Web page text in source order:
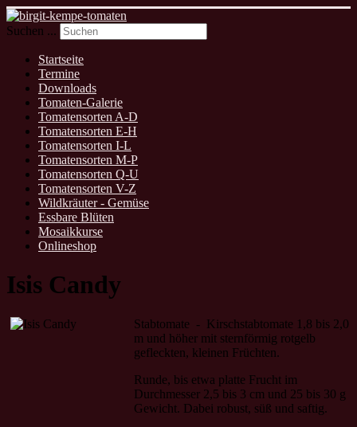
Suchen ...
Startseite
Termine
Downloads
Tomaten-Galerie
Tomatensorten A-D
Tomatensorten E-H
Tomatensorten I-L
Tomatensorten M-P
Tomatensorten Q-U
Tomatensorten V-Z
Wildkräuter - Gemüse
Essbare Blüten
Mosaikkurse
Onlineshop
Isis Candy
Stabtomate - Kirschstabtomate 1,8 bis 2,0
m und höher mit sternförmig rotgelb
gefleckten, kleinen Früchten.
Runde, bis etwa platte Frucht im
Durchmesser 2,5 bis 3 cm und 25 bis 30 g
Gewicht. Dabei robust, süß und saftig.